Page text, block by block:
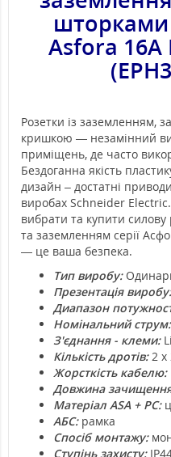
Asfora 16А
Розетки із заземленням,
кришкою — незамінний
приміщень, де часто
Бездоганна якість
дизайн – достатні
виробах Schneider
вибрати та купити
та заземленням серії
— це ваша безпека.
Тип виробу:
Презентація
Диапазон
Номінальний струм:
З'єднання - клеми:
Кількість дротів:2 x
Жорсткість кабелю:
Довжина
Матеріал ASA + PC:
АБС:рамка
Спосіб монтажу:
Ступінь захисту: